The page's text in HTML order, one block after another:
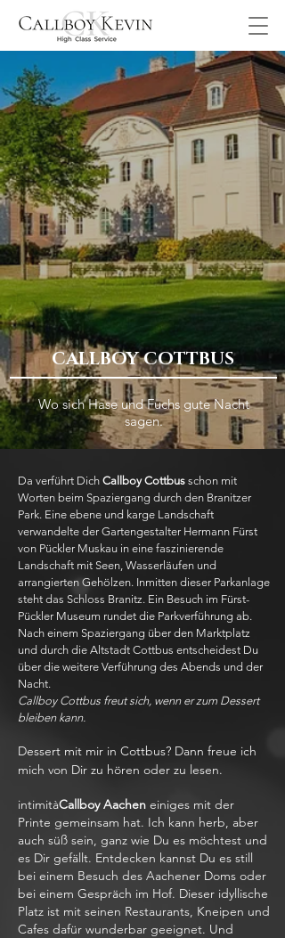
CALLBOY COTTBUS
Wo sich Hase und Fuchs gute Nacht
sagen.
Da verführt Dich Callboy Cottbus schon mit
Worten beim Spaziergang durch den Branitzer
Park. Eine ebene und karge Landschaft
verwandelte der Gartengestalter Hermann Fürst
von Pückler Muskau in eine faszinierende
Landschaft mit Seen, Wasserläufen und
arrangierten Gehölzen. Inmitten dieser Parkanlage
steht das Schloss Branitz. Ein Besuch im Fürst-
Pückler Museum rundet die Parkverführung ab.
Nach einem Spaziergang über den Marktplatz
und durch die Altstadt Cottbus entscheidest Du
über die weitere Verführung des Abends und der
Nacht.
Callboy Cottbus freut sich, wenn er zum Dessert
bleiben kann.
Dessert mit mir in Cottbus? Dann freue ich
mich von Dir zu hören oder zu lesen.
intimitàCallboy Aachen einiges mit der
Printe gemeinsam hat. Ich kann herb, aber
auch süß sein, ganz wie Du es möchtest und
es Dir gefällt. Entdecken kannst Du es still
bei einem Besuch des Aachener Doms oder
bei einem Gespräch im Hof. Dieser idyllische
Platz ist mit seinen Restaurants, Kneipen und
Cafes dafür wunderbar geeignet. Und